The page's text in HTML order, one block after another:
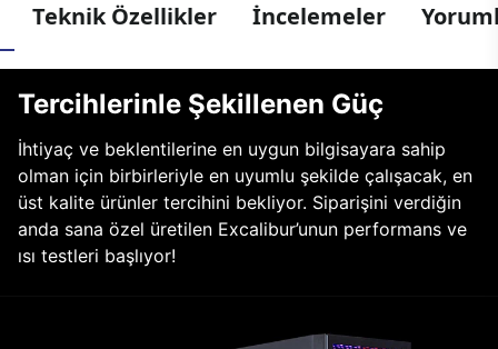
Teknik Özellikler İncelemeler
Tercihlerinle Şekillenen Güç
İhtiyaç ve beklentilerine en uygun bilgisayara sahip
olman için birbirleriyle en uyumlu şekilde çalışacak, en
üst kalite ürünler tercihini bekliyor. Siparişini verdiğin
anda sana özel üretilen Excalibur’unun performans ve
ısı testleri başlıyor!